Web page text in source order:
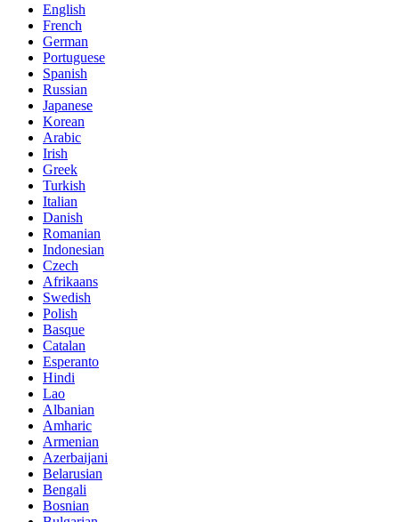
English
French
German
Portuguese
Spanish
Russian
Japanese
Korean
Arabic
Irish
Greek
Turkish
Italian
Danish
Romanian
Indonesian
Czech
Afrikaans
Swedish
Polish
Basque
Catalan
Esperanto
Hindi
Lao
Albanian
Amharic
Armenian
Azerbaijani
Belarusian
Bengali
Bosnian